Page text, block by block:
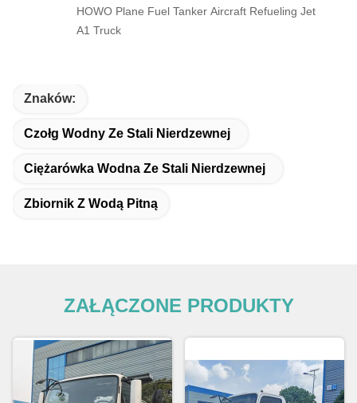
HOWO Plane Fuel Tanker Aircraft Refueling Jet
A1 Truck
Znaków:
Czołg Wodny Ze Stali Nierdzewnej
Ciężarówka Wodna Ze Stali Nierdzewnej
Zbiornik Z Wodą Pitną
ZAŁĄCZONE PRODUKTY